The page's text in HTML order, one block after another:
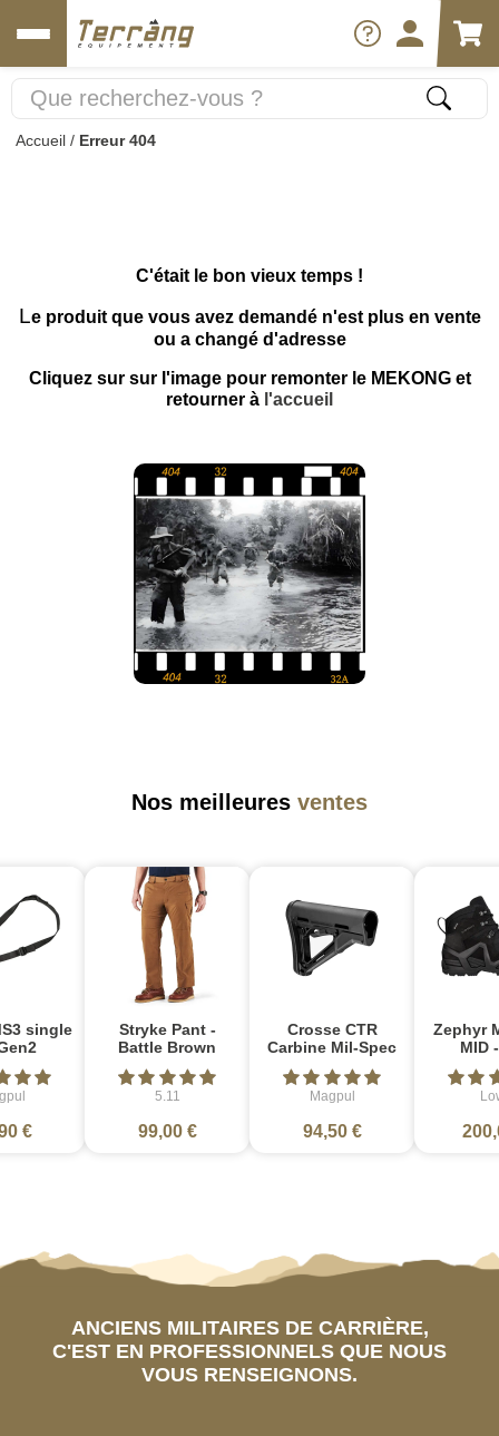
Accueil / Erreur 404
C'était le bon vieux temps !
Le produit que vous avez demandé n'est plus en vente
ou a changé d'adresse
Cliquez sur sur l'image pour remonter le MEKONG et
retourner à l'accueil
Nos meilleures ventes
single
€
Stryke Pant -
Battle Brown
5.11
99,00 €
Crosse CTR
Carbine Mil-Spec
Magpul
94,50 €
Zephyr
MID
ANCIENS MILITAIRES DE CARRIÈRE,
C'EST EN PROFESSIONNELS QUE NOUS
VOUS RENSEIGNONS.